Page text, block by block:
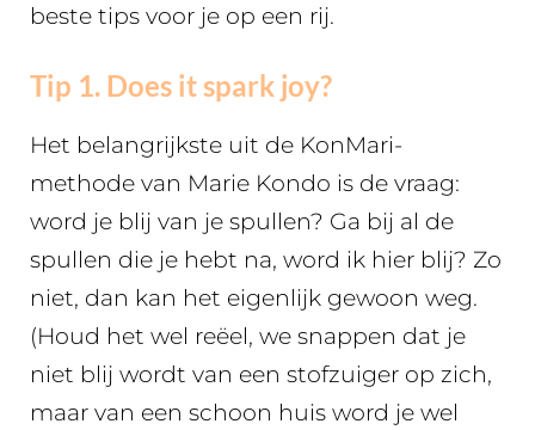
beste tips voor je op een rij.
Tip 1. Does it spark joy?
Het belangrijkste uit de KonMari-
methode van Marie Kondo is de vraag:
word je blij van je spullen? Ga bij al de
spullen die je hebt na, word ik hier blij? Zo
niet, dan kan het eigenlijk gewoon weg.
(Houd het wel reëel, we snappen dat je
niet blij wordt van een stofzuiger op zich,
maar van een schoon huis word je wel